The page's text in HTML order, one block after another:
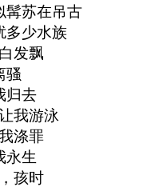
髯苏在吊古
多少水族
发飘
骚
归去
我游泳
涤罪
永生
孩时